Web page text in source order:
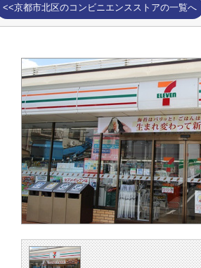
<<京都市北区のコンビニエンスストアの一覧へ